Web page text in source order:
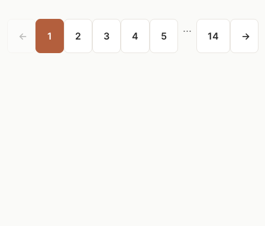
← 1 2 3 4 5
...
14 →